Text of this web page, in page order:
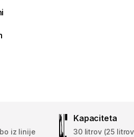
iz linije
Kapaciteta
30 litrov (25